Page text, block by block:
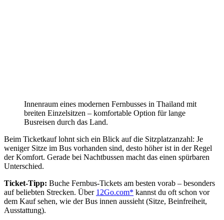
Innenraum eines modernen Fernbusses in Thailand mit
breiten Einzelsitzen – komfortable Option für lange
Busreisen durch das Land.
Beim Ticketkauf lohnt sich ein Blick auf die Sitzplatzanzahl: Je
weniger Sitze im Bus vorhanden sind, desto höher ist in der Regel
der Komfort. Gerade bei Nachtbussen macht das einen spürbaren
Unterschied.
Ticket-Tipp: Buche Fernbus-Tickets am besten vorab – besonders
auf beliebten Strecken. Über 12Go.com* kannst du oft schon vor
dem Kauf sehen, wie der Bus innen aussieht (Sitze, Beinfreiheit,
Ausstattung).